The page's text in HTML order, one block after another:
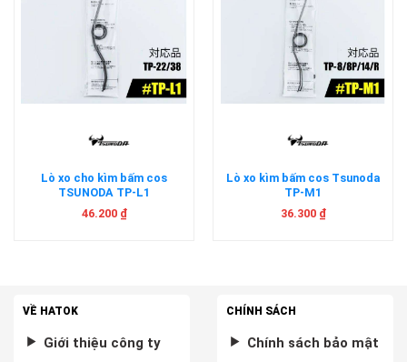
Lò xo cho kìm bấm cos
TSUNODA TP-L1
46.200 ₫
Lò xo kìm bấm cos Tsunoda
TP-M1
36.300 ₫
VỀ HATOK
Giới thiệu công ty
CHÍNH SÁCH
Chính sách bảo mật